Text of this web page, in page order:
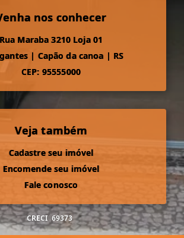
nos conhecer
Rua Maraba 3210 Loja 01
| Capão da canoa | RS
CEP: 95555000
Veja também
Cadastre seu imóvel
Encomende seu imóvel
Fale conosco
CRECI 69373